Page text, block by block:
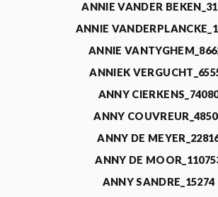
ANNIE VANDER
ANNIE
ANNIE
ANNIEK
ANNY
ANNY
ANNY DE
ANNY DE
ANNY SANDRE_15274